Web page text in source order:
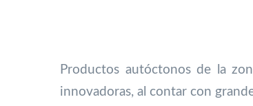
Productos autóctonos de la
innovadoras, al contar con